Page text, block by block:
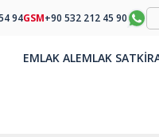
94GSM+90 532 212 45 90
EMLAK ALEMLAK SAT